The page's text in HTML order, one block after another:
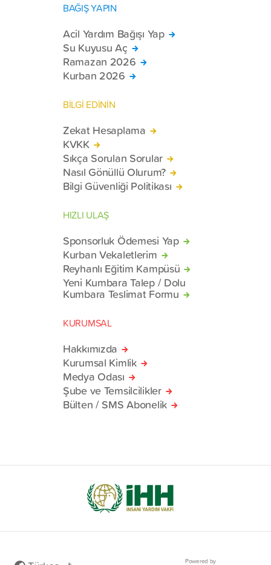
BAĞIŞ YAPIN
Acil Yardım Bağışı Yap
Su Kuyusu Aç
Ramazan 2026
Kurban 2026
BİLGİ EDİNİN
Zekat Hesaplama
KVKK
Sıkça Sorulan Sorular
Nasıl Gönüllü Olurum?
Bilgi Güvenliği Politikası
HIZLI ULAŞ
Sponsorluk Ödemesi Yap
Kurban Vekaletlerim
Reyhanlı Eğitim Kampüsü
Yeni Kumbara Talep / Dolu
Kumbara Teslimat Formu
KURUMSAL
Hakkımızda
Kurumsal Kimlik
Medya Odası
Şube ve Temsilcilikler
Bülten / SMS Abonelik
Powered by